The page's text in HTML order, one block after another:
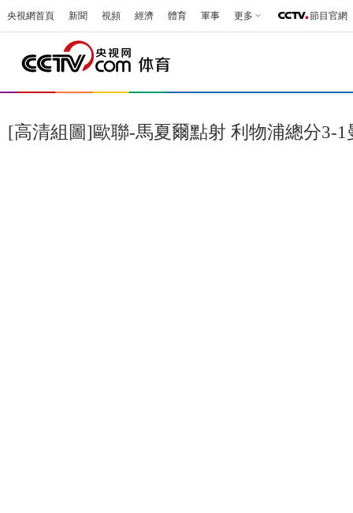
央視網首頁 新聞 視頻 經濟 體育 軍事 更多 節目官網
[高清組圖]歐聯-馬夏爾點射 利物浦總分3-1